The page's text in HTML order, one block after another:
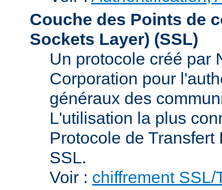
Couche des Points de
Sockets Layer) (SSL)
Un protocole créé par
Corporation pour
généraux des
L'utilisation la plus
Protocole de
SSL.
Voir : chiffrement SSL/